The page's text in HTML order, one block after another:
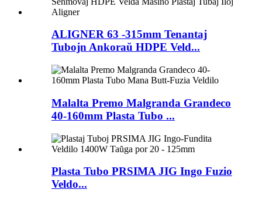
ALIGNER 63 -315mm Tenantaj
Tubojn Ankoraŭ HDPE Veld...
Malalta Premo Malgranda Grandeco
40-160mm Plasta Tubo ...
Plasta Tubo PRSIMA JIG Ingo Fuzio
Veldo...